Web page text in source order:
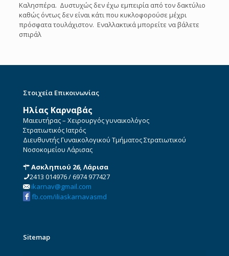
Καλησπέρα. Δυστυχώς δεν έχω εμπειρία από τον δακτύλιο
καθώς όντως δεν είναι κάτι που κυκλοφορούσε μέχρι
πρόσφατα τουλάχιστον. Εναλλακτικά μπορείτε να βάλετε
σπιράλ
Στοιχεία Επικοινωνίας
Ηλίας Καρναβάς
Μαιευτήρας – Χειρουργός γυναικολόγος
Στρατιωτικός Ιατρός
Διευθυντής Γυναικολογικού Τμήματος Στρατιωτικού
Νοσοκομείου Λάρισας
Ασκληπιού 26, Λάρισα
2413 014976/6974 977427
ikarnav@gmail.com
fb.com/iliaskarnavasmd
Sitemap